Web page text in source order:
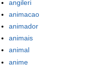
angileri
animacao
animador
animais
animal
anime